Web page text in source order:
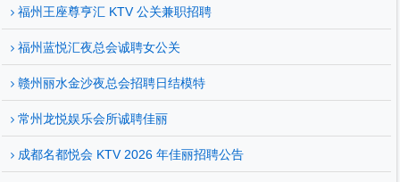
福州王座尊亨汇 KTV 公关兼职招聘
福州蓝悦汇夜总会诚聘女公关
赣州丽水金沙夜总会招聘日结模特
常州龙悦娱乐会所诚聘佳丽
成都名都悦会 KTV 2026 年佳丽招聘公告